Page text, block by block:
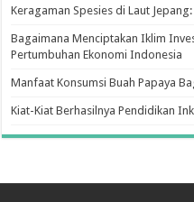
Keragaman Spesies di Laut
Bagaimana Menciptakan Iklim
Pertumbuhan Ekonomi Indonesia
Manfaat Konsumsi Buah Papaya
Kiat-Kiat Berhasilnya Pendidikan